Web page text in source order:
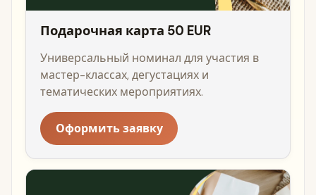
Подарочная карта 50 EUR
Универсальный номинал для участия в
мастер-классах, дегустациях и
тематических мероприятиях.
Оформить заявку